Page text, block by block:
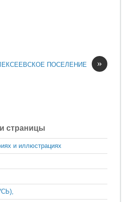
»
ПОСЕЛЕНИЕ
страницы
и иллюстрациях